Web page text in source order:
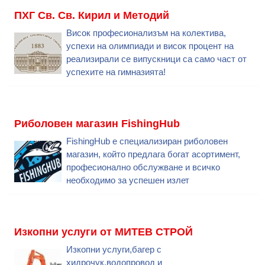
ПХГ Св. Св. Кирил и Методий
Висок професионализъм на колектива,
успехи на олимпиади и висок процент на
реализирали се випускници са само част от
успехите на гимназията!
Риболовен магазин FishingHub
FishingHub е специализиран риболовен
магазин, който предлага богат асортимент,
професионално обслужване и всичко
необходимо за успешен излет
Изкопни услуги от МИТЕВ СТРОЙ
Изкопни услуги,багер с
хидрочук,водопровод и